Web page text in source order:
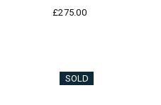
£275.00
SOLD